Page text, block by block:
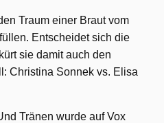
Traum einer Braut vom
Entscheidet sich die
sie damit auch den
Christina Sonnek vs. Elisa
Tränen wurde auf Vox